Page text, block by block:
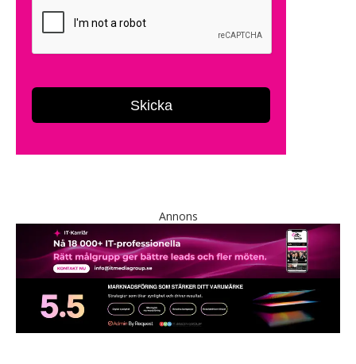
Annons